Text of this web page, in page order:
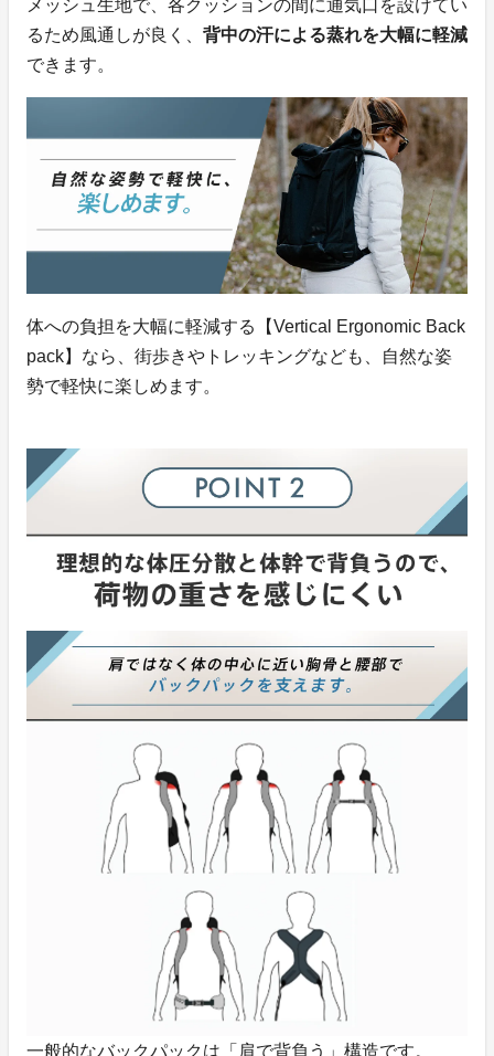
メッシュ生地で、各クッションの間に通気口を設けてい
るため風通しが良く、 背中の汗による蒸れを大幅に軽減
できます。
体への負担を大幅に軽減する【Vertical Ergonomic Back
pack】なら、街歩きやトレッキングなども、自然な姿
勢で軽快に楽しめます。
一般的なバックパックは「肩で背負う」構造です。